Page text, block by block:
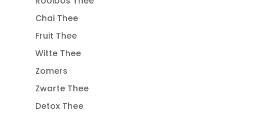
Chai Thee
Fruit Thee
Witte Thee
Zomers
Zwarte Thee
Detox Thee